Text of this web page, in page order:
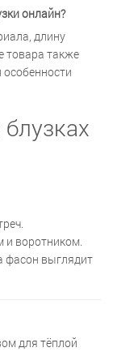
онлайн?
длину
товара также
и воротником.
фасон выглядит
для тёплой